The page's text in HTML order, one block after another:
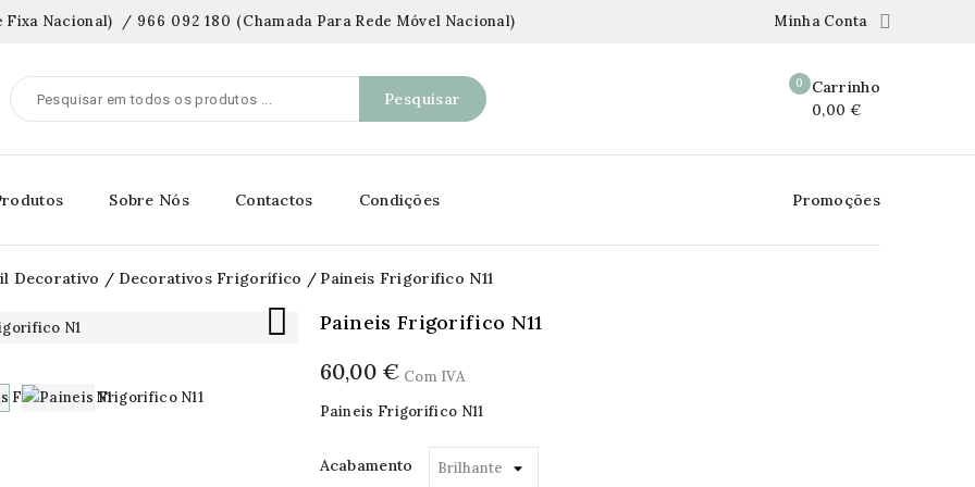
Fixa Nacional) / 966 092 180 (Chamada Para Rede Móvel Nacional) Minha Conta 
0 Carrinho
0,00 €
Pesquisar
Sobre Nós Contactos Condições Promoções
Decorativo Decorativos Frigorífico Paineis Frigorifico N11
 Paineis Frigorifico N11
60,00 € Com IVA
Paineis Frigorifico N11
Acabamento